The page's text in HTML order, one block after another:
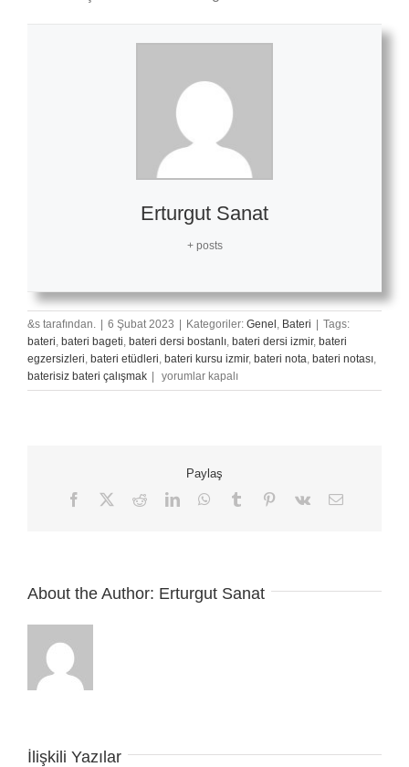
Erturgut Sanat
+ posts
&s tarafından. | 6 Şubat 2023 | Kategoriler: Genel Bateri | Tags:
bateri bateri bageti bateri dersi bostanlı bateri dersi izmir, bateri
egzersizleri bateri etüdleri bateri kursu izmir, bateri nota bateri notası
baterisiz bateri çalışmak |
Bateri
Çalarken
yorumlar kapalı
Paylaş
Facebook RedditLinkedInWhatsApp
Tumblr Pinterest
Vk
E-
About the Author: Erturgut Sanat
İlişkili Yazılar